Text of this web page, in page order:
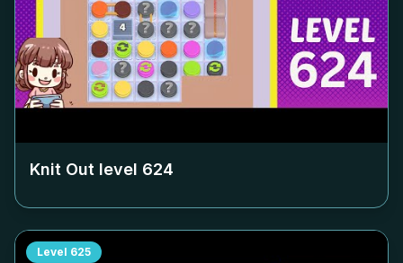
Knit Out level 624
Level 625